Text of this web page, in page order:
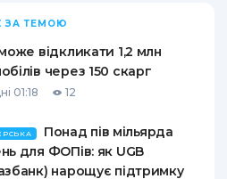
ВІНЬЄТКА
ВІД
ВИПАДКІВ
ПИТАННЯ ТА ВІДПОВІДІ
ПУТІВНИКИ ПО
ЗА ТЕМОЮ
відкликати 1,2 млн
через 150 скарг
01:18 12
Понад пів мільярда
для ФОПів: як UGB
нарощує підтримку